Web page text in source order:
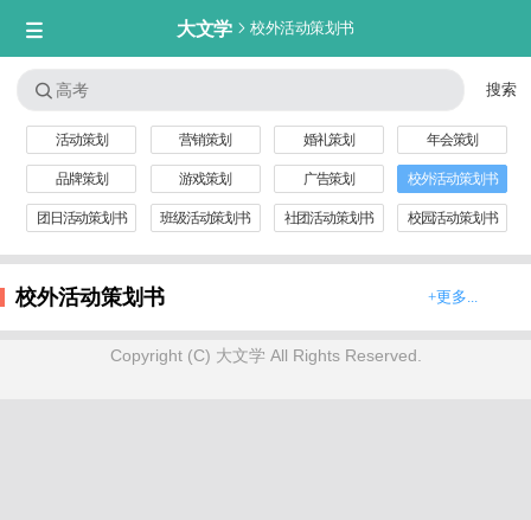
大文学校外活动策划书


活动策划 营销策划 婚礼策划 年会策划
品牌策划 游戏策划 广告策划 校外活动策划书
团日活动策划书 班级活动策划书 社团活动策划书 校园活动策划书
校外活动策划书 +更多...
Copyright (C) 大文学 All Rights Reserved.